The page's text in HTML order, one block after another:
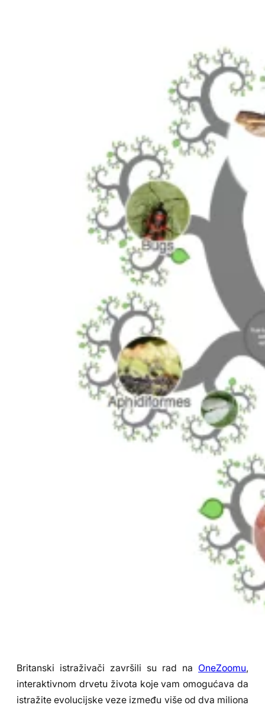
Britanski istraživači završili su rad na OneZoomu,
interaktivnom drvetu života koje vam omogućava da
istražite evolucijske veze između više od dva miliona